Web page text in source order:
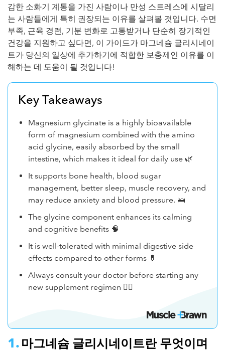
감한 소화기 계통을 가진 사람이나 만성 스트레스에 시달리
는 사람들에게 특히 권장되는 이유를 살펴볼 것입니다. 수면
부족, 근육 경련, 기분 변화로 고통받거나 단순히 장기적인
건강을 지원하고 싶다면, 이 가이드가 마그네슘 글리시네이
트가 당신의 일상에 추가하기에 적합한 보충제인 이유를 이
해하는 데 도움이 될 것입니다!
Key Takeaways
Magnesium glycinate is a highly bioavailable
form of magnesium combined with the amino
acid glycine, easily absorbed by the small
intestine, which makes it ideal for daily use 🌿
It supports bone health, blood sugar
management, better sleep, muscle recovery, and
may reduce anxiety and blood pressure. 🛌
The glycine component enhances its calming
and cognitive benefits 🧠
It is well-tolerated with minimal digestive side
effects compared to other forms 💊
Always consult your doctor before starting any
new supplement regimen 👨‍⚕️
마그네슘 글리시네이트란 무엇이며